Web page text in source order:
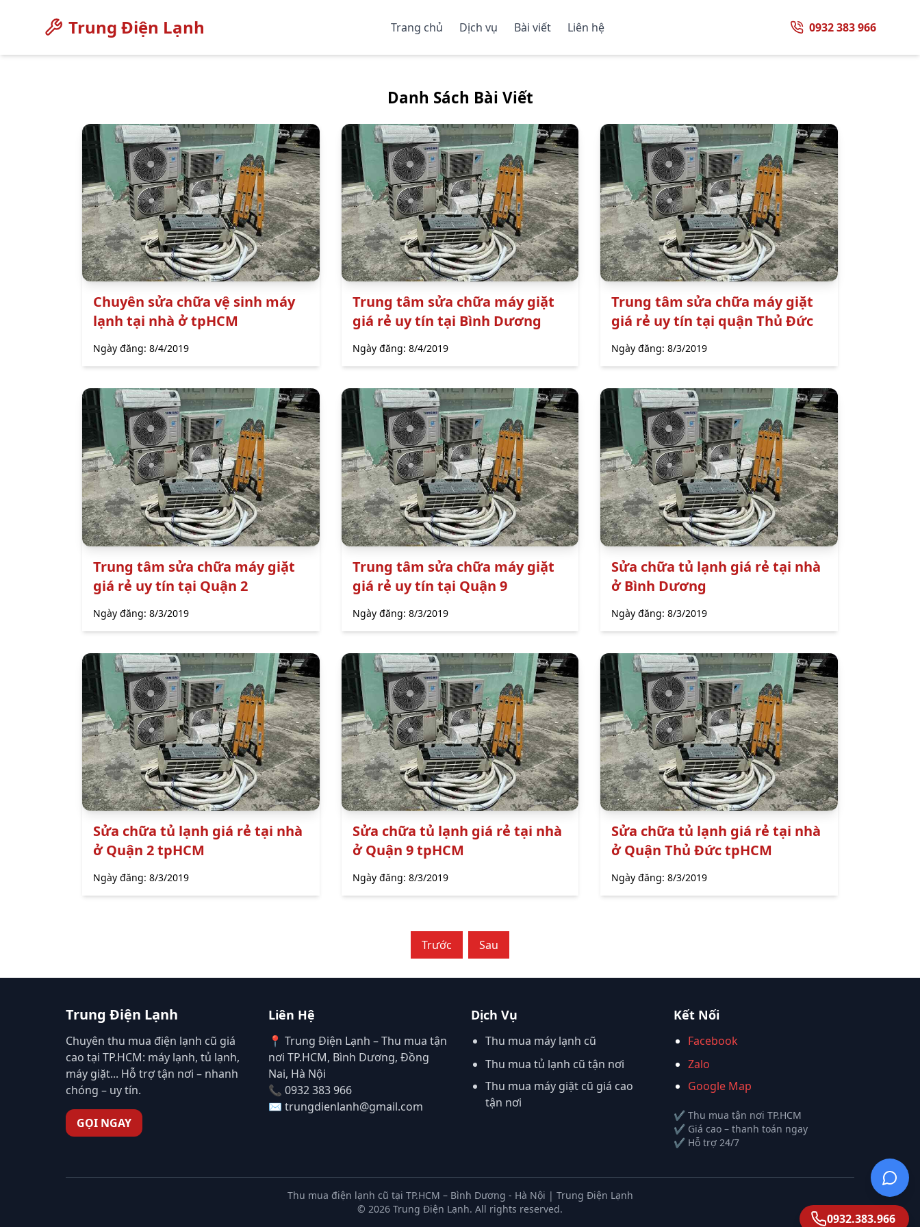
Trung Điện Lạnh Trang chủ Dịch vụ Bài viết Liên hệ 0932 383 966
Danh Sách Bài Viết
Chuyên sửa chữa vệ sinh máy
lạnh tại nhà ở tpHCM
Ngày đăng: 8/4/2019
Trung tâm sửa chữa máy giặt
giá rẻ uy tín tại Bình Dương
Ngày đăng: 8/4/2019
Trung tâm sửa chữa máy giặt
giá rẻ uy tín tại quận Thủ Đức
Ngày đăng:8/3/2019
Trung tâm sửa chữa máy giặt
giá rẻ uy tín tại Quận 2
Ngày đăng: 8/3/2019
Trung tâm sửa chữa máy giặt
giá rẻ uy tín tại Quận 9
Ngày đăng: 8/3/2019
Sửa chữa tủ lạnh giá rẻ tại nhà
ở Bình Dương
Ngày đăng:8/3/2019
Sửa chữa tủ lạnh giá rẻ tại nhà
ở Quận 2 tpHCM
Ngày đăng: 8/3/2019
Sửa chữa tủ lạnh giá rẻ tại nhà
ở Quận 9 tpHCM
Ngày đăng: 8/3/2019
Sửa chữa tủ lạnh giá rẻ tại nhà
ở Quận Thủ Đức tpHCM
Ngày đăng:8/3/2019
Trước Sau
Trung Điện Lạnh
Chuyên thu mua điện lạnh cũ giá
cao tại TP.HCM: máy lạnh, tủ lạnh,
máy giặt... Hỗ trợ tận nơi – nhanh
chóng – uy tín.
GỌI NGAY
Liên Hệ
📍 Trung Điện Lạnh – Thu mua tận
nơi TP.HCM, Bình Dương, Đồng
Nai, Hà Nội
📞 0932 383 966
✉️ trungdienlanh@gmail.com
Dịch Vụ
Thu mua máy lạnh cũ
Thu mua tủ lạnh cũ tận nơi
Thu mua máy giặt cũ giá cao
tận nơi
Kết Nối
Facebook
Zalo
Google Map
✔ Thu mua tận nơi TP.HCM
✔ Giá cao – thanh toán ngay
✔ Hỗ trợ 24/7
Thu mua điện lạnh cũ tại TP.HCM – Bình Dương - Hà Nội | Trung Điện Lạnh
© 2026 Trung Điện Lạnh. All rights reserved.
0932.383.966